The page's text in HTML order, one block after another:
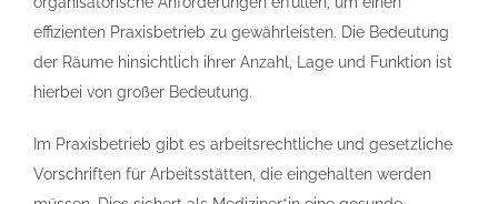
effizienten Praxisbetrieb zu gewährleisten. Die Bedeutung
der Räume hinsichtlich ihrer Anzahl, Lage und Funktion ist
hierbei von großer Bedeutung.
Im Praxisbetrieb gibt es arbeitsrechtliche und gesetzliche
Vorschriften für Arbeitsstätten, die eingehalten werden